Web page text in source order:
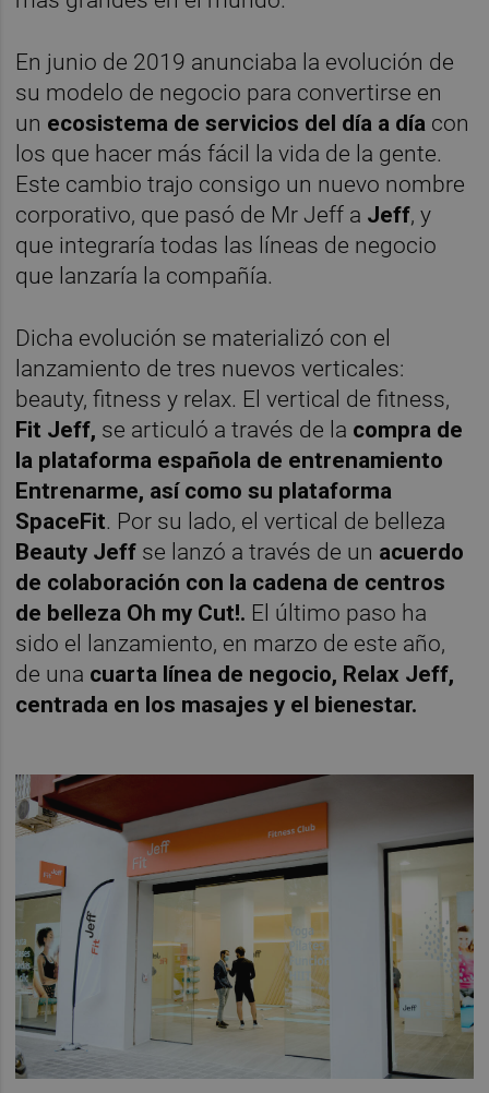
En junio de 2019 anunciaba la evolución de
su modelo de negocio para convertirse en
un ecosistema de servicios del día a día con
los que hacer más fácil la vida de la gente.
Este cambio trajo consigo un nuevo nombre
corporativo, que pasó de Mr Jeff a Jeff, y
que integraría todas las líneas de negocio
que lanzaría la compañía.
Dicha evolución se materializó con el
lanzamiento de tres nuevos verticales:
beauty, fitness y relax. El vertical de fitness,
Fit Jeff, se articuló a través de la compra de
la plataforma española de entrenamiento
Entrenarme, así como su plataforma
SpaceFit. Por su lado, el vertical de belleza
Beauty Jeff se lanzó a través de un acuerdo
de colaboración con la cadena de centros
de belleza Oh my Cut!. El último paso ha
sido el lanzamiento, en marzo de este año,
de una cuarta línea de negocio, Relax Jeff,
centrada en los masajes y el bienestar.